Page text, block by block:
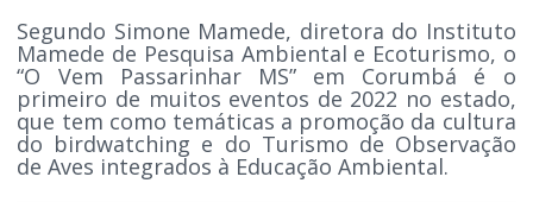
Segundo Simone Mamede, diretora do Instituto
Mamede de Pesquisa Ambiental e Ecoturismo, o
“O Vem Passarinhar MS” em Corumbá é o
primeiro de muitos eventos de 2022 no estado,
que tem como temáticas a promoção da cultura
do birdwatching e do Turismo de Observação
de Aves integrados à Educação Ambiental.